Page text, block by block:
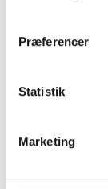
Præferencer
Statistik
Marketing
EFB 650
De bedste
batterier.